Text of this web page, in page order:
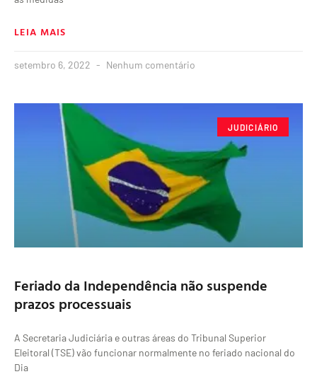
LEIA MAIS
setembro 6, 2022 Nenhum comentário
JUDICIÁRIO
Feriado da Independência não suspende
prazos processuais
A Secretaria Judiciária e outras áreas do Tribunal Superior
Eleitoral (TSE) vão funcionar normalmente no feriado nacional do
Dia